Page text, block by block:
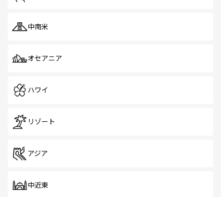
中南米
オセアニア
ハワイ
リゾート
アジア
中近東